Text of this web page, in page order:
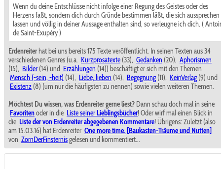
Wenn du deine Entschlüsse nicht infolge einer Regung des Geistes oder des
Herzens faßt, sondern dich durch Gründe bestimmen läßt, die sich aussprechen
lassen und völlig in deiner Aussage enthalten sind, so verleugne ich dich. (
de Saint-Exupéry )
Erdenreiterhat bei uns bereits 175 Texte veröffentlicht. In seinen Texten aus 34
verschiedenen Genres (u.a. Kurzprosatexte (33), Gedanken (20), Aphorismen
(15), Bilder (14) und Erzählungen (14)) beschäftigt er sich mit den Themen
Mensch (-sein, -heit) (14), Liebe, lieben (14), Begegnung (11), KeinVerlag (9) und
Existenz (8) (um nur die häufigsten zu nennen) sowie vielen weiteren Themen.
Möchtest Du wissen, was Erdenreiter gerne liest? Dann schau doch mal in seine
Favoritenoder in die Liste seiner Lieblingsbücher! Oder wirf mal einen Blick in
die Liste der von Erdenreiter abgegebenen Kommentare! Übrigens: Zuletzt (also
am 15.03.16) hat Erdenreiter One more time. [Baukasten-Träume und Nutten]
von ZornDerFinsternisgelesen und kommentiert...